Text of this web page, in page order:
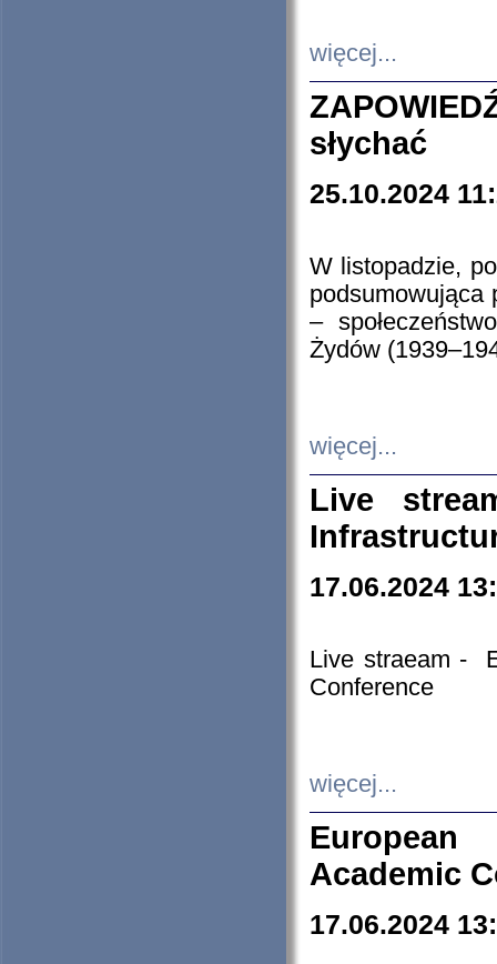
więcej...
słychać
25.10.2024
W listopadzie,
podsumowująca
–
Żydów
więcej...
Live
17.06.2024
Live straeam -
Conference
więcej...
European
Academic
17.06.2024